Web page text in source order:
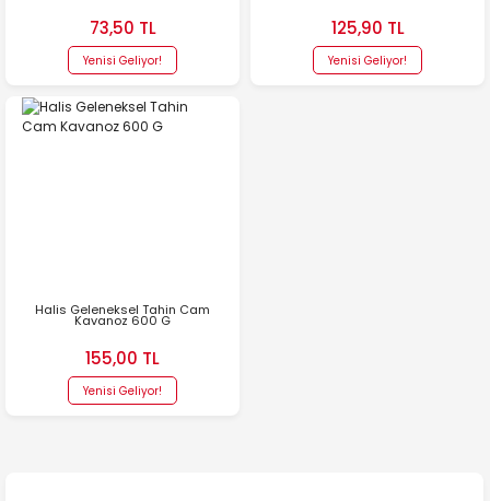
73,50 TL
Yenisi Geliyor!
125,90 TL
Yenisi Geliyor!
Halis Geleneksel Tahin Cam
Kavanoz 600 G
155,00 TL
Yenisi Geliyor!